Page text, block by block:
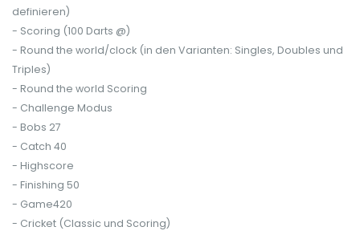
definieren)
- Scoring (100 Darts @)
- Round the world/clock (in den Varianten: Singles, Doubles und
Triples)
- Round the world Scoring
- Challenge Modus
- Bobs 27
- Catch 40
- Highscore
- Finishing 50
- Game420
- Cricket (Classic und Scoring)